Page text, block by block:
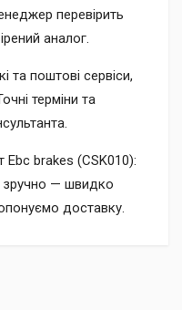
перевірить
аналог.
та поштові сервіси,
терміни та
brakes (CSK010):
зручно — швидко
доставку.